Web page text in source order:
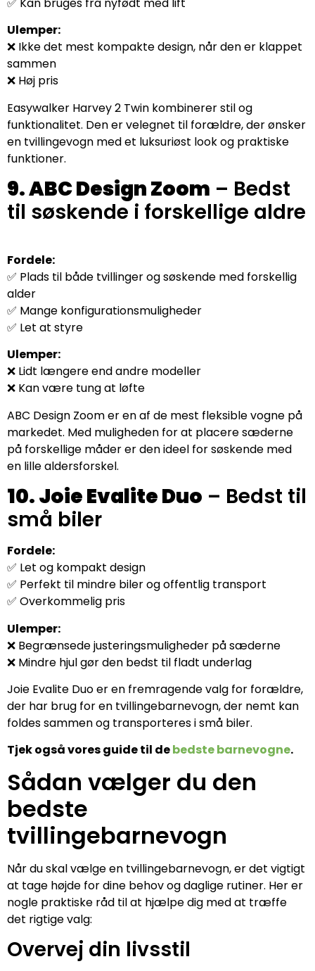
Ulemper:
❌ Ikke det mest kompakte design, når den er klappet
sammen
❌ Høj pris
Easywalker Harvey 2 Twin kombinerer stil og
funktionalitet. Den er velegnet til forældre, der ønsker
en tvillingevogn med et luksuriøst look og praktiske
funktioner.
9. ABC Design Zoom – Bedst
til søskende i forskellige aldre
Fordele:
✅ Plads til både tvillinger og søskende med forskellig
alder
✅ Mange konfigurationsmuligheder
✅ Let at styre
Ulemper:
❌ Lidt længere end andre modeller
❌ Kan være tung at løfte
ABC Design Zoom er en af de mest fleksible vogne på
markedet. Med muligheden for at placere sæderne
på forskellige måder er den ideel for søskende med
en lille aldersforskel.
10. Joie Evalite Duo – Bedst til
små biler
Fordele:
✅ Let og kompakt design
✅ Perfekt til mindre biler og offentlig transport
✅ Overkommelig pris
Ulemper:
❌ Begrænsede justeringsmuligheder på sæderne
❌ Mindre hjul gør den bedst til fladt underlag
Joie Evalite Duo er en fremragende valg for forældre,
der har brug for en tvillingebarnevogn, der nemt kan
foldes sammen og transporteres i små biler.
Tjek også vores guide til debedste barnevogne.
Sådan vælger du den
bedste
tvillingebarnevogn
Når du skal vælge en tvillingebarnevogn, er det vigtigt
at tage højde for dine behov og daglige rutiner. Her er
nogle praktiske råd til at hjælpe dig med at træffe
det rigtige valg:
Overvej din livsstil